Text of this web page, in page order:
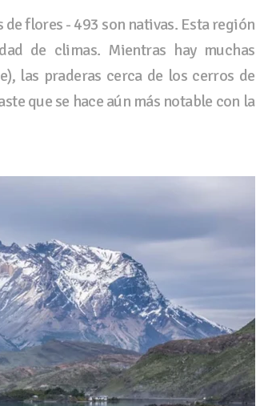
flores - 493 son nativas. Esta región
de climas. Mientras hay muchas
las praderas cerca de los cerros de
que se hace aún más notable con la